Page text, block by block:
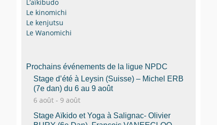
L’aïkibudo
Le kinomichi
Le kenjutsu
Le Wanomichi
Prochains événements de la ligue NPDC
Stage d’été à Leysin (Suisse) – Michel ERB
(7e dan) du 6 au 9 août
6 août - 9 août
Stage Aïkido et Yoga à Salignac- Olivier